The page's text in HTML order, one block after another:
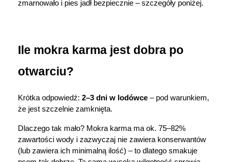
Zabawki
Marki
zmarnowało i pies jadł bezpiecznie – szczegóły poniżej.
Ile mokra karma jest dobra po
otwarciu?
Krótka odpowiedź: 2–3 dni w lodówce – pod warunkiem,
że jest szczelnie zamknięta.
Dlaczego tak mało? Mokra karma ma ok. 75–82%
zawartości wody i zazwyczaj nie zawiera konserwantów
(lub zawiera ich minimalną ilość) – to dlatego smakuje